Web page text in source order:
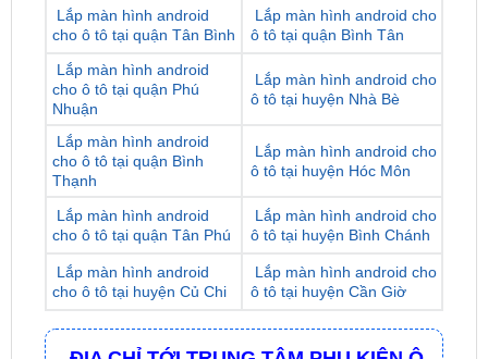
Lắp màn hình android
cho ô tô tại quận Phú
Lắp màn hình android cho
ô tô tại huyện Nhà Bè
Lắp màn hình android
cho ô tô tại quận Bình
Lắp màn hình android cho
Lắp màn hình android
cho ô tô tại quận Tân Phú
Lắp màn hình android cho
ô tô tại huyện Bình Chánh
Lắp màn hình android
cho ô tô tại huyện Củ Chi
Lắp màn hình android cho
ô tô tại huyện Cần Giờ
ĐỊA CHỈ TỚI TRUNG TÂM PHỤ KIỆN Ô